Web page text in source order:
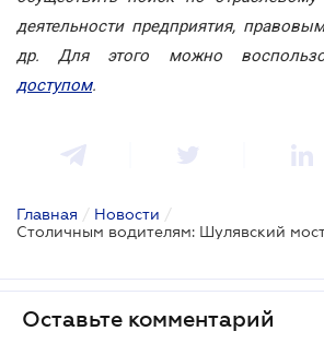
деятельности предприятия,
др. Для этого можно
доступом.
Главная / Новости /
Оставьте комментарий